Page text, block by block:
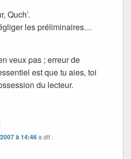
Quch’.
les préliminaires…
veux pas ; erreur de
est que tu aies, toi
du lecteur.
à 14:46a dit :